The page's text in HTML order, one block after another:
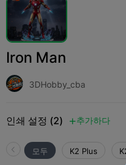
Iron Man
3DHobby_cba
인쇄 설정 (2)  추가하다
모두 K2 Plus